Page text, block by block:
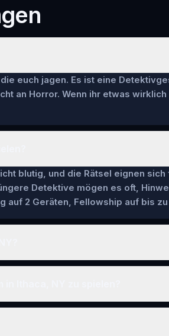
euch jagen. Es ist eine
an Horror. Wenn ihr etwas
blutig, und die Rätsel eignen sich
Detektive mögen es oft,
auf 2 Geräten, Fellowship auf bis zu